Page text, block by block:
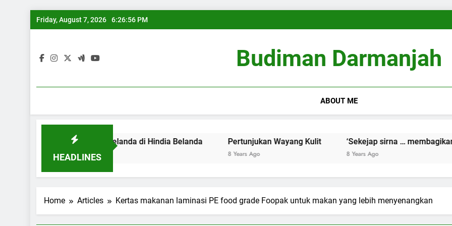
Skip
to
Friday, August 7, 2026 6:26:56 PM
Willem Jan Pieter Van
‘Sekejap sirna … membagikan
‘Sekejap sirna … membagikan
Budiman Darmanjah
ABOUT ME
HEADLINES
Der Does, pelukis Belanda di Hindia Belanda Pertunjukan Wayang Kulit
8 Years Ago
‘Sekejap sirna … membagikan
8 Years Ago
Home Articles Kertas makanan laminasi PE food grade Foopak untuk makan yang lebih menyenangkan